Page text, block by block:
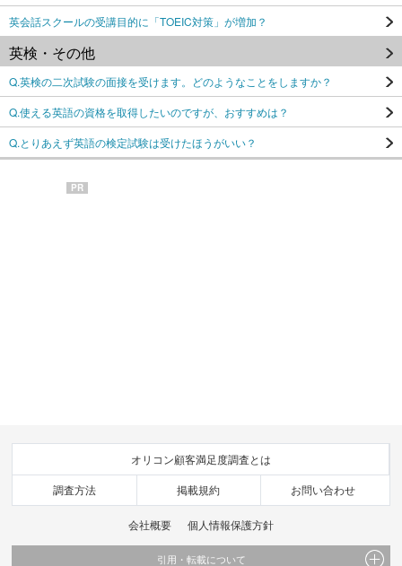
英会話スクールの受講目的に「TOEIC対策」が増加？
英検・その他
Q.英検の二次試験の面接を受けます。どのようなことをしますか？
Q.使える英語の資格を取得したいのですが、おすすめは？
Q.とりあえず英語の検定試験は受けたほうがいい？
PR
オリコン顧客満足度調査とは
調査方法 掲載規約 お問い合わせ
会社概要 個人情報保護方針
引用・転載について